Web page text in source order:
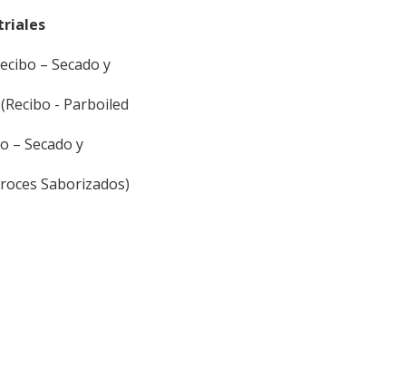
– Secado y
- Parboiled
– Secado y
Saborizados)